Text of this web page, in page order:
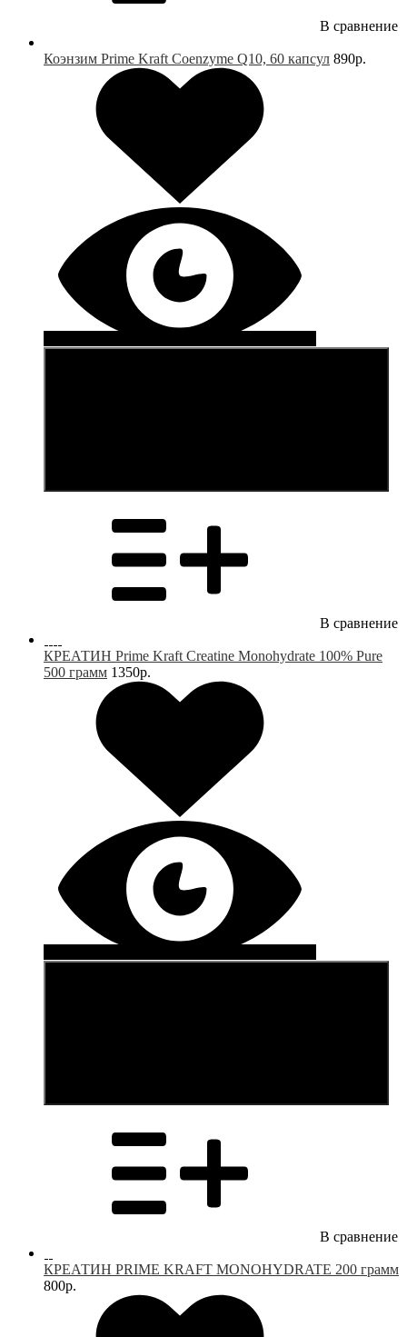
В сравнение
Коэнзим Prime Kraft Coenzyme Q10, 60 капсул 890р.
В сравнение
КРЕАТИН Prime Kraft Creatine Monohydrate 100% Pure
500 грамм 1350р.
В сравнение
КРЕАТИН PRIME KRAFT MONOHYDRATE 200 грамм
800р.